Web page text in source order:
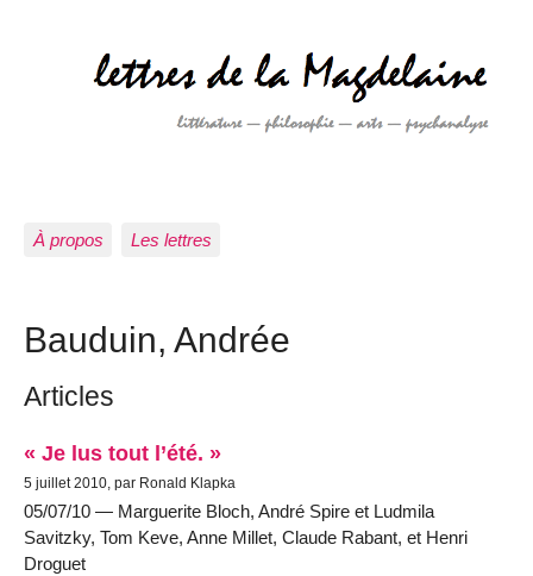
À propos Les lettres
Bauduin, Andrée
Articles
« Je lus tout l’été. »
5 juillet 2010, par Ronald Klapka
05/07/10 — Marguerite Bloch, André Spire et Ludmila
Savitzky, Tom Keve, Anne Millet, Claude Rabant, et Henri
Droguet